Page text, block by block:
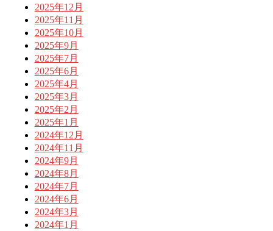
2025年12月
2025年11月
2025年10月
2025年9月
2025年7月
2025年6月
2025年4月
2025年3月
2025年2月
2025年1月
2024年12月
2024年11月
2024年9月
2024年8月
2024年7月
2024年6月
2024年3月
2024年1月